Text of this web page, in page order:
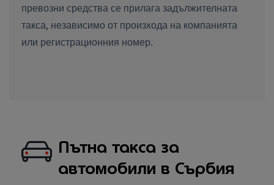
превозни средства се прилага задължителната
такса, независимо от произхода на компанията
или регистрационния номер.
Пътна такса за
автомобили в Сърбия